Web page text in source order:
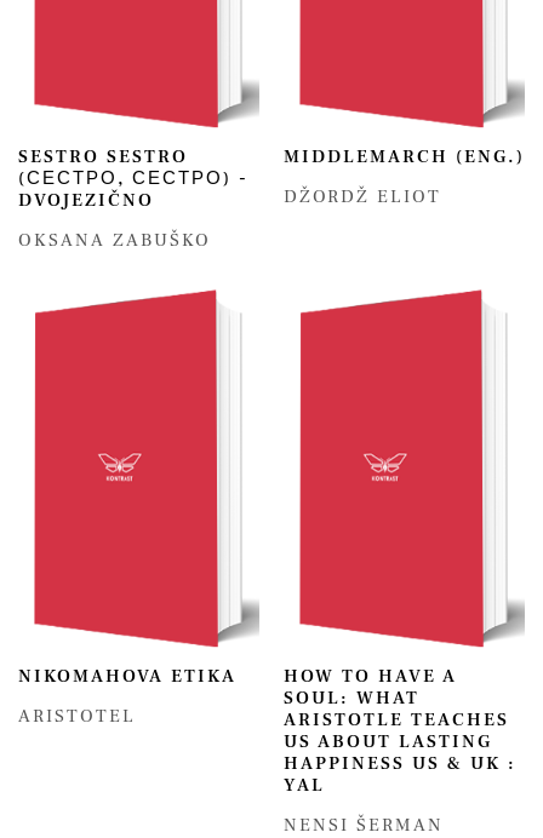
SESTRO SESTRO
(СЕСТРО, СЕСТРО) -
DVOJEZIČNO
OKSANA ZABUŠKO
MIDDLEMARCH (ENG.)
DŽORDŽ ELIOT
NIKOMAHOVA ETIKA
ARISTOTEL
HOW TO HAVE A
SOUL: WHAT
ARISTOTLE TEACHES
US ABOUT LASTING
HAPPINESS US & UK :
YAL
NENSI ŠERMAN